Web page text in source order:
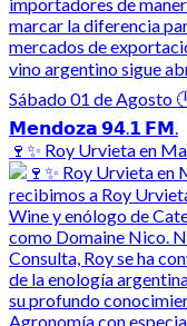
🍷✨ Roy Urvieta en